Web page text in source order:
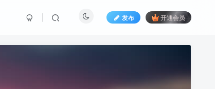
发布 开通会员